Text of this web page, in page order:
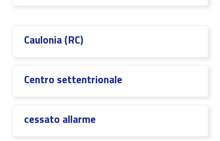
Caulonia (RC)
Centro settentrionale
cessato allarme